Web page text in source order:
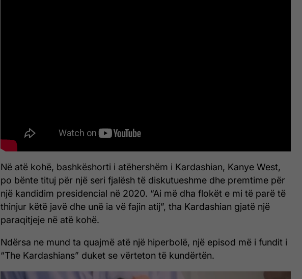
Në atë kohë, bashkëshorti i atëhershëm i Kardashian, Kanye West,
po bënte tituj për një seri fjalësh të diskutueshme dhe premtime për
një kandidim presidencial në 2020. “Ai më dha flokët e mi të parë të
thinjur këtë javë dhe unë ia vë fajin atij”, tha Kardashian gjatë një
paraqitjeje në atë kohë.
Ndërsa ne mund ta quajmë atë një hiperbolë, një episod më i fundit i
“The Kardashians” duket se vërteton të kundërtën.